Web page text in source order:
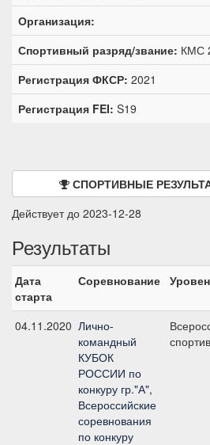
Организация:
Спортивный разряд/звание: КМС
Регистрация ФКСР: 2021
Регистрация FEI: S19
СПОРТИВНЫЕ
Действует до 2023-12-28
Результаты
Дата
старта
Соревнование
04.11.2020 Лично-
командный
КУБОК
РОССИИ по
конкуру гр."А",
Всероссийские
соревнования
по конкуру